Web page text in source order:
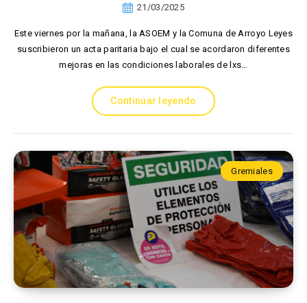
21/03/2025
Este viernes por la mañana, la ASOEM y la Comuna de Arroyo Leyes
suscribieron un acta paritaria bajo el cual se acordaron diferentes
mejoras en las condiciones laborales de lxs…
Continuar leyendo
Gremiales